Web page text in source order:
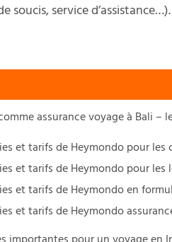
soucis, service d’assistance…).
assurance voyage à Bali –
et tarifs de Heymondo pour les
et tarifs de Heymondo pour les
et tarifs de Heymondo en
et tarifs de Heymondo